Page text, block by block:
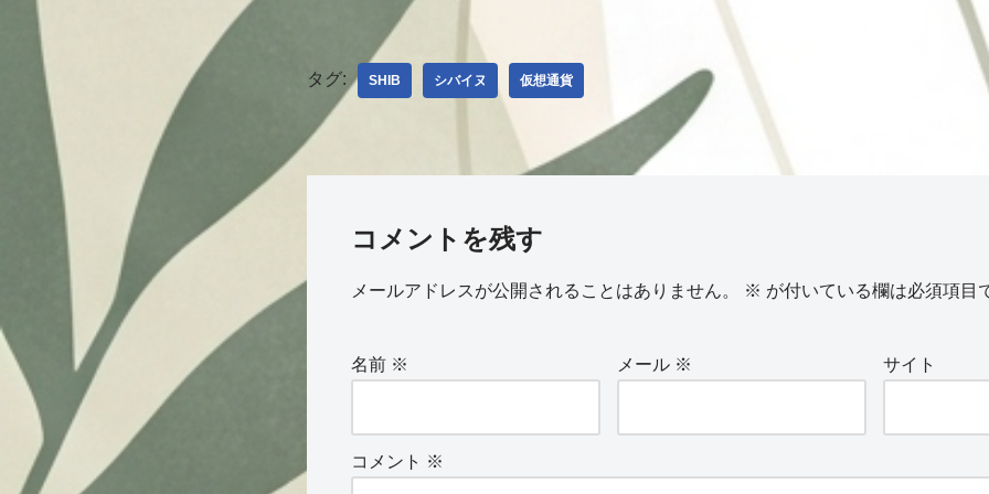
タグ: SHIB シバイヌ 仮想通貨
コメントを残す
メールアドレスが公開されることはありません。 ※ が付いている欄は必須項目
名前 ※ メール ※ サイト
コメント ※